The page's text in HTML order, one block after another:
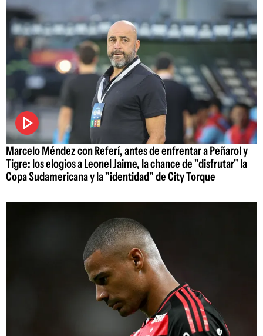
Marcelo Méndez con Referí, antes de enfrentar a Peñarol y
Tigre: los elogios a Leonel Jaime, la chance de "disfrutar" la
Copa Sudamericana y la "identidad" de City Torque